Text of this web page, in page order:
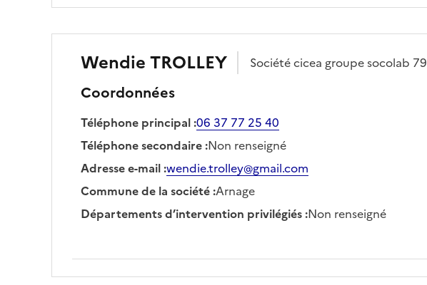
WendieTROLLEY Sociétécicea groupe socolab 79
Coordonnées
Téléphone principal:06 37 77 25 40
Téléphone secondaire:Non renseigné
Adresse e-mail:wendie.trolley@gmail.com
Commune de la société:Arnage
Départements d’intervention privilégiés:Non renseigné